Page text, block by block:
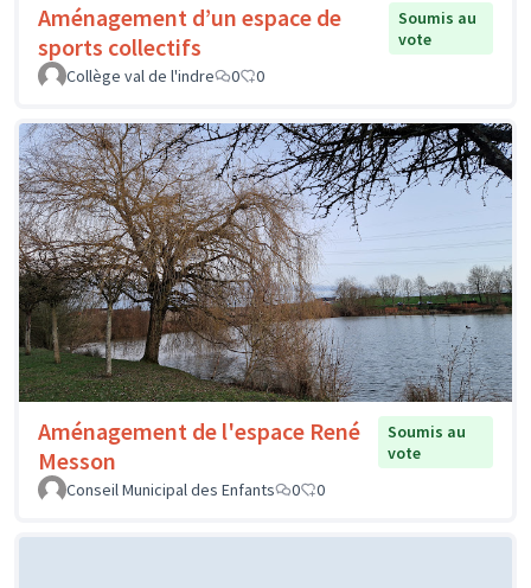
Aménagement d’un espace de
sports collectifs
Soumis au
vote
Collège val de l'indre
0 0
Aménagement de l'espace René
Messon
Soumis au
vote
Conseil Municipal des Enfants
0 0